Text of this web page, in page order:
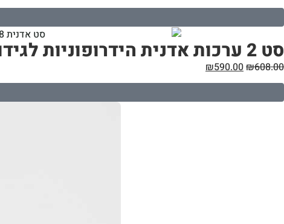
סט 2 ערכות אדנית הידרופוניות לגידול ירקות בבית | 16 צמחים | G8
₪608.00
₪590.00